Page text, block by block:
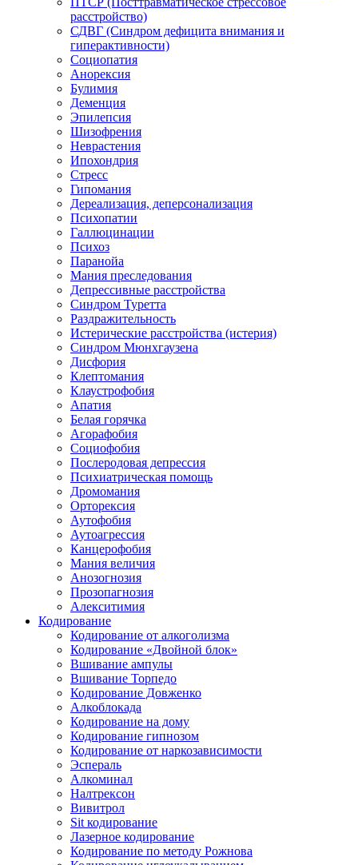
расстройство)
СДВГ (Синдром дефицита внимания и
гиперактивности)
Социопатия
Анорексия
Булимия
Деменция
Эпилепсия
Шизофрения
Неврастения
Ипохондрия
Стресс
Гипомания
Дереализация, деперсонализация
Психопатии
Галлюцинации
Психоз
Паранойа
Мания преследования
Депрессивные расстройства
Синдром Туретта
Раздражительность
Истерические расстройства (истерия)
Синдром Мюнхгаузена
Дисфория
Клептомания
Клаустрофобия
Апатия
Белая горячка
Агорафобия
Социофобия
Послеродовая депрессия
Психиатрическая помощь
Дромомания
Орторексия
Аутофобия
Аутоагрессия
Канцерофобия
Мания величия
Анозогнозия
Прозопагнозия
Алекситимия
Кодирование
Кодирование от алкоголизма
Кодирование «Двойной блок»
Вшивание ампулы
Вшивание Торпедо
Кодирование Довженко
Алкоблокада
Кодирование на дому
Кодирование гипнозом
Кодирование от наркозависимости
Эспераль
Алкоминал
Налтрексон
Вивитрол
Sit кодирование
Лазерное кодирование
Кодирование по методу Рожнова